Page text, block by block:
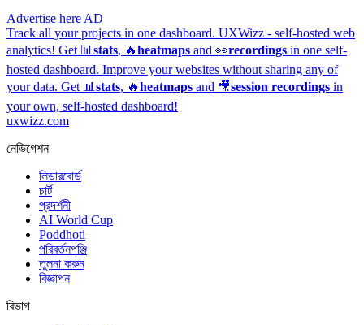
Advertise here AD
Track all your projects in one dashboard. UXWizz - self-hosted web
analytics! Get 📊 stats, 🔥heatmaps and 👀recordings in one self-
hosted dashboard. Improve your websites without sharing any of
your data. Get 📊 stats, 🔥heatmaps and 🎥session recordings in
your own, self-hosted dashboard!
uxwizz.com
নেভিগেশন
লিডারবোর্ড
চার্ট
প্রদর্শনী
AI World Cup
Poddhoti
পরিবর্তনপঞ্জি
তুলনা করুন
বিজ্ঞাপন
বিভাগ